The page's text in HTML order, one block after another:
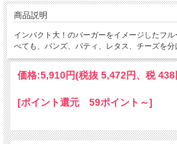
商品説明
インパクト大！のバーガーをイメージしたフ
べても、バンズ、パティ、レタス、チーズを分
価格:5,910円(税抜 5,472円、税 438
[ポイント還元 59ポイント～]